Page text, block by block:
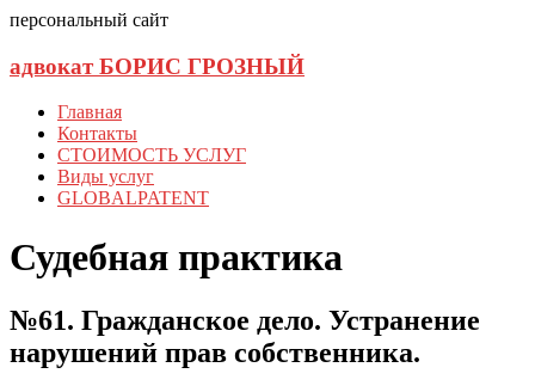
персональный сайт
адвокат БОРИС ГРОЗНЫЙ
Главная
Контакты
СТОИМОСТЬ УСЛУГ
Виды услуг
GLOBALPATENT
Судебная практика
№61. Гражданское дело. Устранение
нарушений прав собственника.